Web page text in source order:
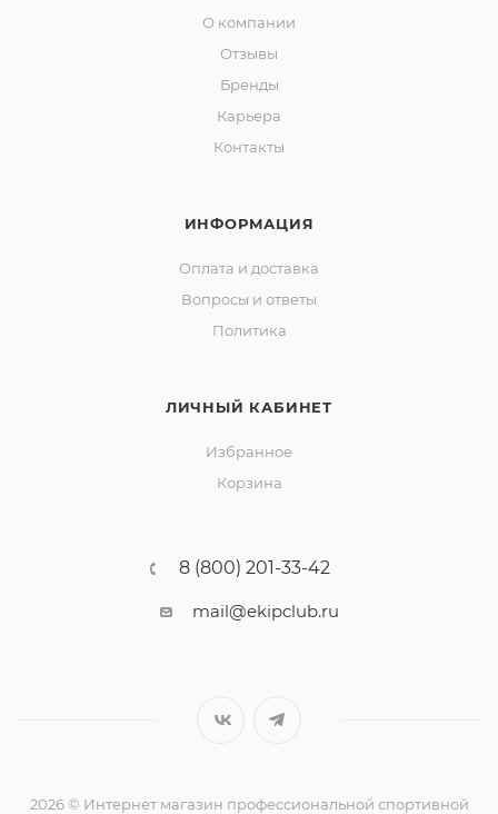
О компании
Отзывы
Бренды
Карьера
Контакты
ИНФОРМАЦИЯ
Оплата и доставка
Вопросы и ответы
Политика
ЛИЧНЫЙ КАБИНЕТ
Избранное
Корзина
8 (800) 201-33-42
mail@ekipclub.ru
2026 © Интернет магазин профессиональной спортивной